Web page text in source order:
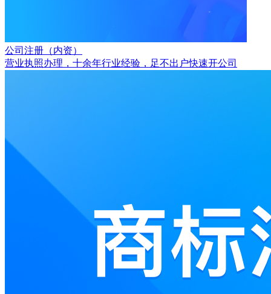
公司注册（内资）
营业执照办理，十余年行业经验，足不出户快速开公司